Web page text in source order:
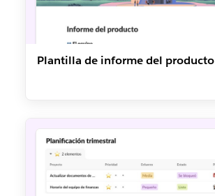
Plantilla de informe del producto